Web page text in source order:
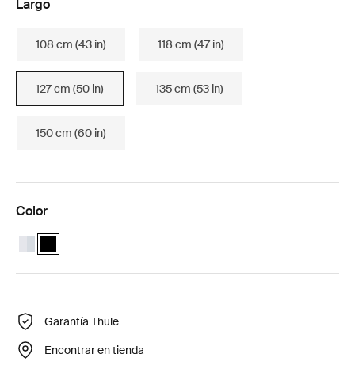
Largo
108 cm (43 in) 118 cm (47 in)
127 cm (50 in) 135 cm (53 in)
150 cm (60 in)
Color
Thule Wingbar Evo 127 Aluminio
Thule Wingbar Evo 127 Negro (selected)
Garantía Thule
Encontrar en tienda